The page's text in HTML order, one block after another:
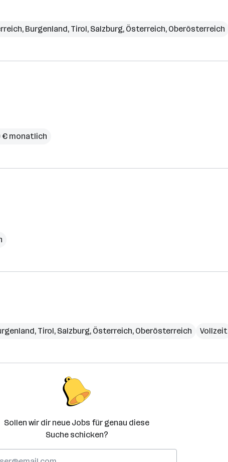
, Burgenland, Tirol, Salzburg, Österreich, Oberösterreich
€ monatlich
, Tirol, Salzburg, Österreich, Oberösterreich Vollzeit
Sollen wir dir neue Jobs für genau diese
Suche schicken?